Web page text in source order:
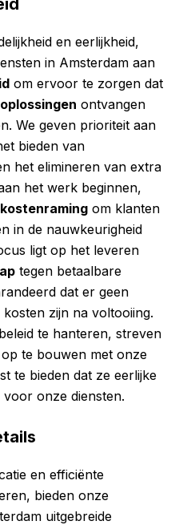
en eerlijkheid,
in Amsterdam aan
om ervoor te zorgen dat
ontvangen
We geven prioriteit aan
bieden van
het elimineren van extra
het werk beginnen,
om klanten
in de nauwkeurigheid
ligt op het leveren
tegen betaalbare
dat er geen
zijn na voltooiing.
te hanteren, streven
te bouwen met onze
te bieden dat ze eerlijke
onze diensten.
en efficiënte
bieden onze
uitgebreide